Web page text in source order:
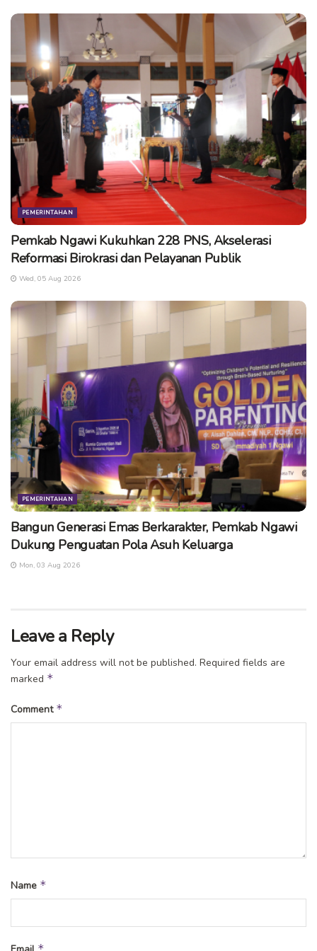
PEMERINTAHAN
Pemkab Ngawi Kukuhkan 228 PNS, Akselerasi
Reformasi Birokrasi dan Pelayanan Publik
Wed, 05 Aug 2026
PEMERINTAHAN
Bangun Generasi Emas Berkarakter, Pemkab Ngawi
Dukung Penguatan Pola Asuh Keluarga
Mon, 03 Aug 2026
Leave a Reply
Your email address will not be published. Required fields are
marked *
Comment *
Name *